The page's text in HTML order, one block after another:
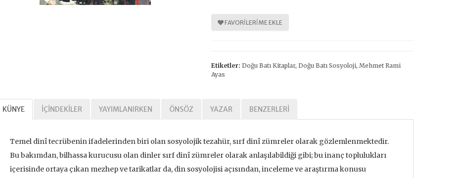
301,00 TL
430,00 TL
24 Saatte Kargoda
SEPETE EKLE
392,00 TL
24 Saatte Kargoda
SEPETE EKLE
FAVORILERIME EKLE
Etiketler: Doğu Batı Kitaplar,Doğu Batı Sosyoloji,Mehmet Rami
Ayas
KÜNYE İÇINDEKILER YAYIMLANIRKEN ÖNSÖZ YAZAR BENZERLERI
Temel dinî tecrübenin ifadelerinden biri olan sosyolojik tezahür, sırf dinî zümreler olarak gözlemlenmektedir.
Bu bakımdan, bilhassa kurucusu olan dinler sırf dinî zümreler olarak anlaşılabildiği gibi; bu inanç toplulukları
içerisinde ortaya çıkan mezhep ve tarikatlar da, din sosyolojisi açısından, inceleme ve araştırma konusu